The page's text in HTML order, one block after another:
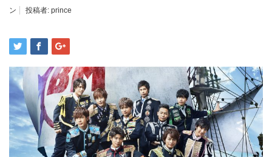
ン
投稿者: prince